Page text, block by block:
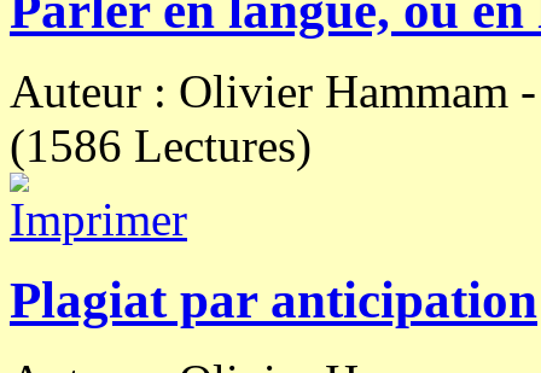
Auteur : Olivier Hammam
(1586 Lectures)
Plagiat par anticipation